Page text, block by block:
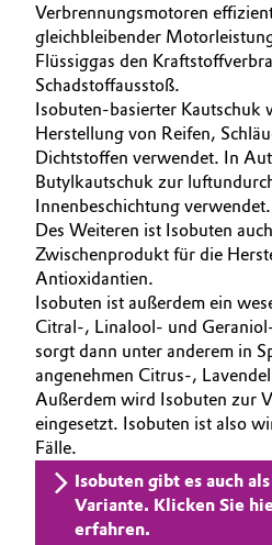
Building, Construction &
Catalysts
Chemical Industry
Circular Economy
Coatings, Paints & Printing
Composites
Consumer Goods & Lifestyle
Electronics &
Energy, Environment &
Food & Beverage
Vorstand
Aufsichtsrat
Struktur
Business Lines
Weltweite Standorte
ESHQ
Einkauf
Governance & Compliance
Allgemeine Verkaufs- und
(AVB)
Business Lines
Verbrennungsmotoren
gleichbleibender
Flüssiggas den
Schadstoffausstoß.
Isobuten-basierter Kautschuk
Herstellung von Reifen,
Dichtstoffen verwendet. In
Butylkautschuk zur
Innenbeschichtung verwendet.
Des Weiteren ist Isobuten
Zwischenprodukt für die
Antioxidantien.
Isobuten ist außerdem ein
Citral-, Linalool- und
sorgt dann unter anderem in
angenehmen Citrus-,
Außerdem wird Isobuten zur
eingesetzt. Isobuten ist also
Fälle.
Isobuten gibt es auch
Variante. Klicken Sie
erfahren.